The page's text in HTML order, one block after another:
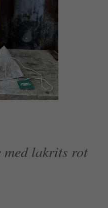
med lakrits rot